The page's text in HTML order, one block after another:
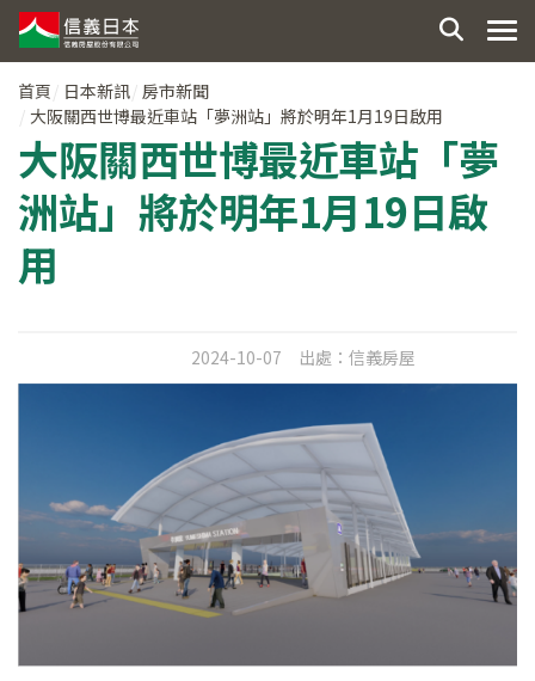
首頁 日本新訊 房市新聞
大阪關西世博最近車站「夢洲站」將於明年1月19日啟用
大阪關西世博最近車站「夢
洲站」將於明年1月19日啟
用
2024-10-07 出處： 信義房屋